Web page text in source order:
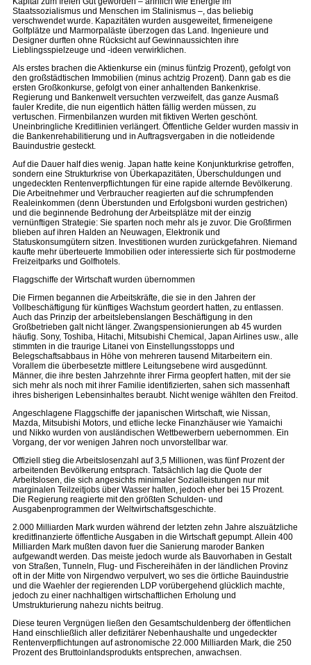
Staatssozialismus und Menschen im Stalinismus –, das beliebig
verschwendet wurde. Kapazitäten wurden ausgeweitet, firmeneigene
Golfplätze und Marmorpaläste überzogen das Land. Ingenieure und
Designer durften ohne Rücksicht auf Gewinnaussichten ihre
Lieblingsspielzeuge und -ideen verwirklichen.
Als erstes brachen die Aktienkurse ein (minus fünfzig Prozent), gefolgt von
den großstädtischen Immobilien (minus achtzig Prozent). Dann gab es die
ersten Großkonkurse, gefolgt von einer anhaltenden Bankenkrise.
Regierung und Bankenwelt versuchten verzweifelt, das ganze Ausmaß
fauler Kredite, die nun eigentlich hätten fällig werden müssen, zu
vertuschen. Firmenbilanzen wurden mit fiktiven Werten geschönt.
Uneinbringliche Kreditlinien verlängert. Öffentliche Gelder wurden massiv in
die Bankenrehabilitierung und in Auftragsvergaben in die notleidende
Bauindustrie gesteckt.
Auf die Dauer half dies wenig. Japan hatte keine Konjunkturkrise getroffen,
sondern eine Strukturkrise von Überkapazitäten, Überschuldungen und
ungedeckten Rentenverpflichtungen für eine rapide alternde Bevölkerung.
Die Arbeitnehmer und Verbraucher reagierten auf die schrumpfenden
Realeinkommen (denn Überstunden und Erfolgsboni wurden gestrichen)
und die beginnende Bedrohung der Arbeitsplätze mit der einzig
vernünftigen Strategie: Sie sparten noch mehr als je zuvor. Die Großfirmen
blieben auf ihren Halden an Neuwagen, Elektronik und
Statuskonsumgütern sitzen. Investitionen wurden zurückgefahren. Niemand
kaufte mehr überteuerte Immobilien oder interessierte sich für postmoderne
Freizeitparks und Golfhotels.
Flaggschiffe der Wirtschaft wurden übernommen
Die Firmen begannen die Arbeitskräfte, die sie in den Jahren der
Vollbeschäftigung für künftiges Wachstum geordert hatten, zu entlassen.
Auch das Prinzip der arbeitslebenslangen Beschäftigung in den
Großbetrieben galt nicht länger. Zwangspensionierungen ab 45 wurden
häufig. Sony, Toshiba, Hitachi, Mitsubishi Chemical, Japan Airlines usw., alle
stimmten in die traurige Litanei von Einstellungsstopps und
Belegschaftsabbaus in Höhe von mehreren tausend Mitarbeitern ein.
Vorallem die überbesetzte mittlere Leitungsebene wird ausgedünnt.
Männer, die ihre besten Jahrzehnte ihrer Firma geopfert hatten, mit der sie
sich mehr als noch mit ihrer Familie identifizierten, sahen sich massenhaft
ihres bisherigen Lebensinhaltes beraubt. Nicht wenige wählten den Freitod.
Angeschlagene Flaggschiffe der japanischen Wirtschaft, wie Nissan,
Mazda, Mitsubishi Motors, und etliche lecke Finanzhäuser wie Yamaichi
und Nikko wurden von ausländischen Wettbewerbern uebernommen. Ein
Vorgang, der vor wenigen Jahren noch unvorstellbar war.
Offiziell stieg die Arbeitslosenzahl auf 3,5 Millionen, was fünf Prozent der
arbeitenden Bevölkerung entsprach. Tatsächlich lag die Quote der
Arbeitslosen, die sich angesichts minimaler Sozialleistungen nur mit
marginalen Teilzeitjobs über Wasser halten, jedoch eher bei 15 Prozent.
Die Regierung reagierte mit den größten Schulden- und
Ausgabenprogrammen der Weltwirtschaftsgeschichte.
2.000 Milliarden Mark wurden während der letzten zehn Jahre alszuätzliche
kreditfinanzierte öffentliche Ausgaben in die Wirtschaft gepumpt. Allein 400
Milliarden Mark mußten davon fuer die Sanierung maroder Banken
aufgewandt werden. Das meiste jedoch wurde als Bauvorhaben in Gestalt
von Straßen, Tunneln, Flug- und Fischereihäfen in der ländlichen Provinz
oft in der Mitte von Nirgendwo verpulvert, wo ses die örtliche Bauindustrie
und die Waehler der regierenden LDP vorübergehend glücklich machte,
jedoch zu einer nachhaltigen wirtschaftlichen Erholung und
Umstrukturierung nahezu nichts beitrug.
Diese teuren Vergnügen ließen den Gesamtschuldenberg der öffentlichen
Hand einschließlich aller defizitärer Nebenhaushalte und ungedeckter
Rentenverpflichtungen auf astronomische 22.000 Milliarden Mark, die 250
Prozent des Bruttoinlandsprodukts entsprechen, anwachsen.